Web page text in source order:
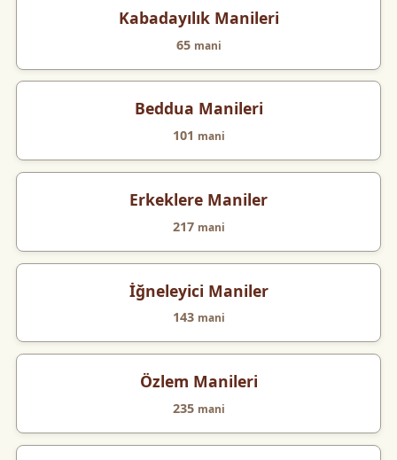
Kabadayılık Manileri
65 mani
Beddua Manileri
101 mani
Erkeklere Maniler
217 mani
İğneleyici Maniler
143 mani
Özlem Manileri
235 mani